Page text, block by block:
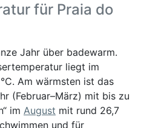
für Praia do
Jahr über badewarm.
liegt im
Am wärmsten ist das
(Februar–März) mit bis zu
im August mit rund 26,7
und für